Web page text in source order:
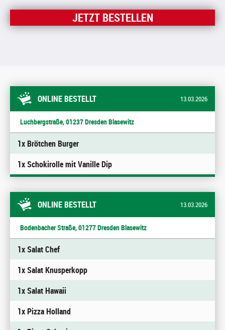
JETZT BESTELLEN
ONLINE BESTELLT 13.03.2026
Luchbergstraße, 01237 Dresden Blasewitz
1x Brötchen Burger
1x Schokirolle mit Vanille Dip
ONLINE BESTELLT 13.03.2026
Bodenbacher Straße, 01277 Dresden Blasewitz
1x Salat Chef
1x Salat Knusperkopp
1x Salat Hawaii
1x Pizza Holland